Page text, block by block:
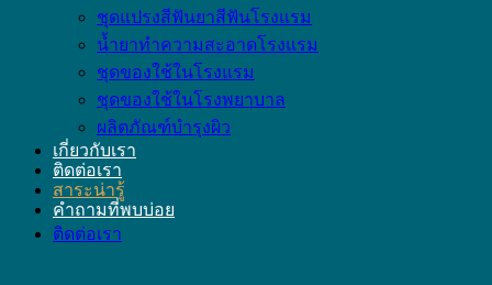
ชุดแปรงสีฟันยาสีฟันโรงแรม
น้ำยาทำความสะอาดโรงแรม
ชุดของใช้ในโรงแรม
ชุดของใช้ในโรงพยาบาล
ผลิตภัณฑ์บำรุงผิว
เกี่ยวกับเรา
ติดต่อเรา
สาระน่ารู้
คำถามที่พบบ่อย
ติดต่อเรา